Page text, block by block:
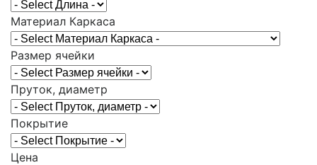
Материал Каркаса
Размер ячейки
Пруток, диаметр
Покрытие
Цена